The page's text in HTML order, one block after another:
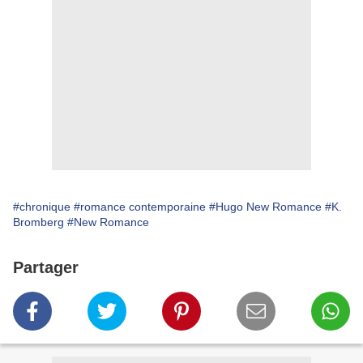
#chronique #romance contemporaine #Hugo New Romance #K.
Bromberg #New Romance
Partager